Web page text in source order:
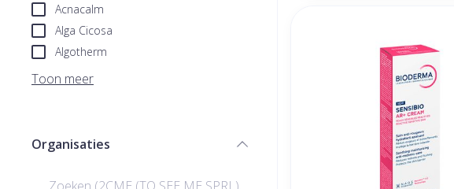
Acnacalm
Alga Cicosa
Algotherm
Toon meer
Organisaties